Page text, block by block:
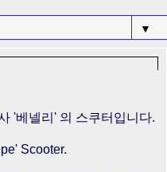
▼
'베넬리' 의 스쿠터입니다.
Scooter.